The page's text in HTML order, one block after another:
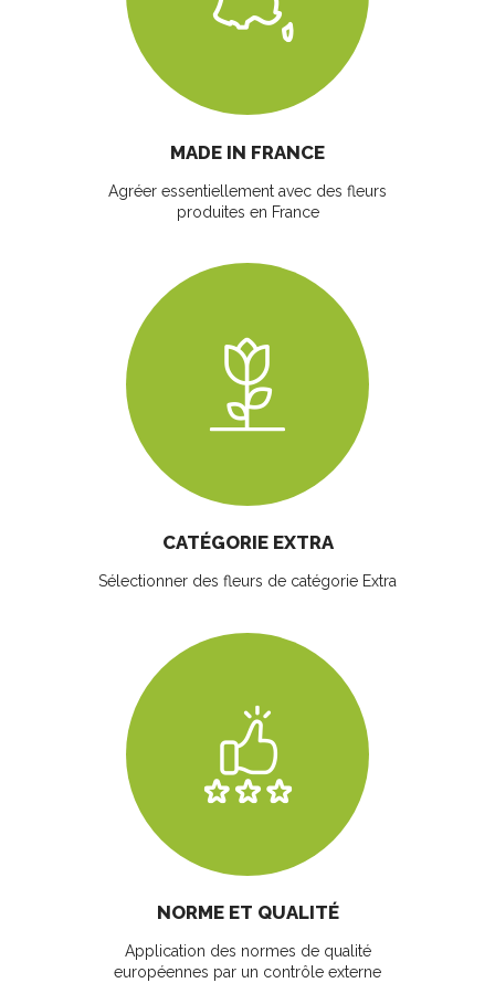
MADE IN FRANCE
Agréer essentiellement avec des fleurs
produites en France
CATÉGORIE EXTRA
Sélectionner des fleurs de catégorie Extra
NORME ET QUALITÉ
Application des normes de qualité
européennes par un contrôle externe